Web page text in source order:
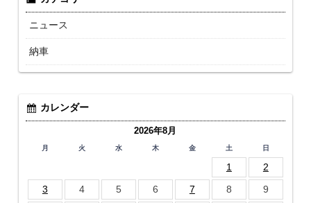
ニュース
納車
カレンダー
2026年8月
月 火 水 木 金 土 日
1
2
3
4 5 6 7 8
9